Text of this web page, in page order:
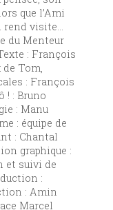
que l’Ami
rend visite…
du Menteur
: François
Tom,
: François
! : Bruno
: Manu
: équipe de
: Chantal
graphique :
et suivi de
:
: Amin
Marcel